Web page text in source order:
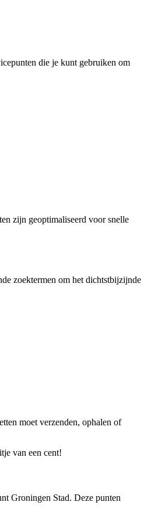
die je kunt gebruiken om
zijn geoptimaliseerd voor snelle
zoektermen om het dichtstbijzijnde
moet verzenden, ophalen of
van een cent!
Groningen Stad. Deze punten